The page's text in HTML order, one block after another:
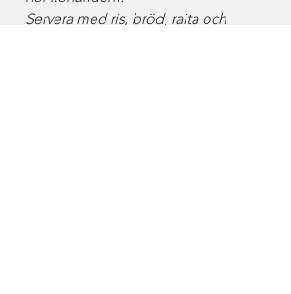
Servera med ris, bröd, raita och